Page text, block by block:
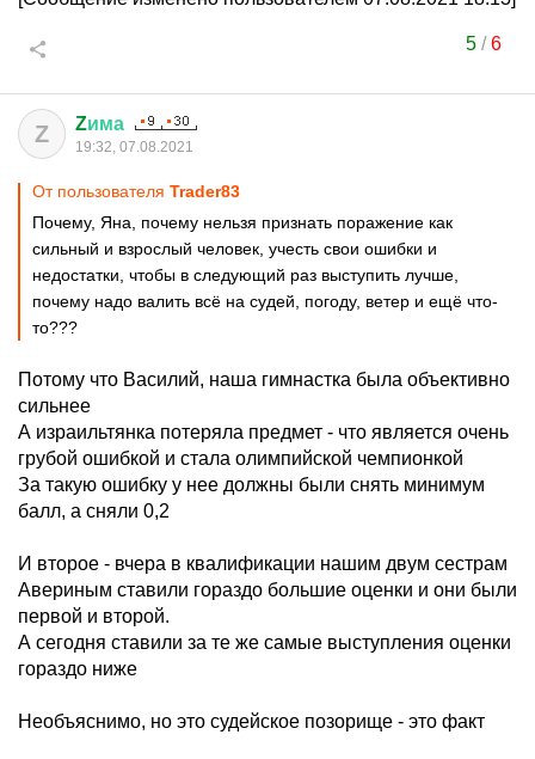
5/6
Z Zима
19:32, 07.08.2021
От пользователя Trader83
Почему, Яна, почему нельзя признать поражение как
сильный и взрослый человек, учесть свои ошибки и
недостатки, чтобы в следующий раз выступить лучше,
почему надо валить всё на судей, погоду, ветер и ещё что-
то???
Потому что Василий, наша гимнастка была объективно
сильнее
А израильтянка потеряла предмет - что является очень
грубой ошибкой и стала олимпийской чемпионкой
За такую ошибку у нее должны были снять минимум
балл, а сняли 0,2
И второе - вчера в квалификации нашим двум сестрам
Авериным ставили гораздо большие оценки и они были
первой и второй.
А сегодня ставили за те же самые выступления оценки
гораздо ниже
Необъяснимо, но это судейское позорище - это факт